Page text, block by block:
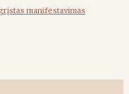
manifestavimas